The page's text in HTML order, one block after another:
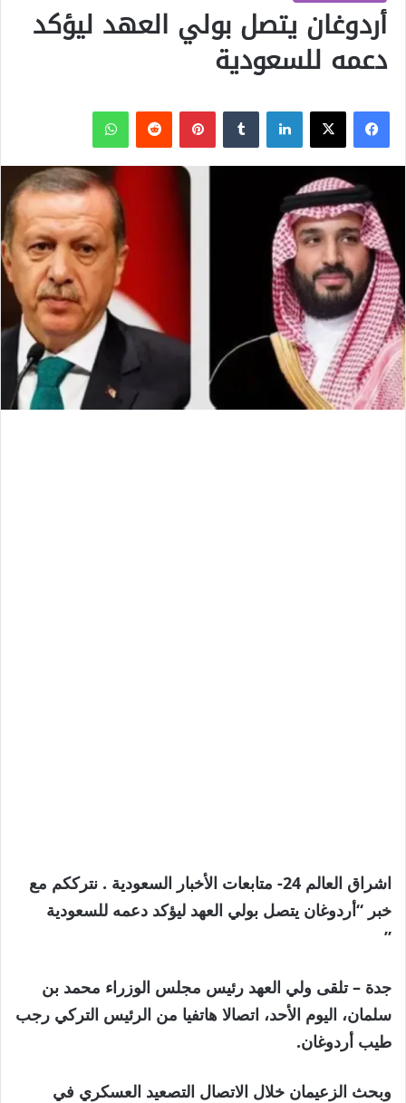
أردوغان يتصل بولي العهد ليؤكد
دعمه للسعودية
فيسبوك
‫X لينكدإن بينتيريست واتساب
اشراق العالم 24- متابعات الأخبار السعودية . نترككم مع
خبر “أردوغان يتصل بولي العهد ليؤكد دعمه للسعودية
”
جدة – تلقى ولي العهد رئيس مجلس الوزراء محمد بن
سلمان، اليوم الأحد، اتصالا هاتفيا من الرئيس التركي رجب
طيب أردوغان.
وبحث الزعيمان خلال الاتصال التصعيد العسكري في